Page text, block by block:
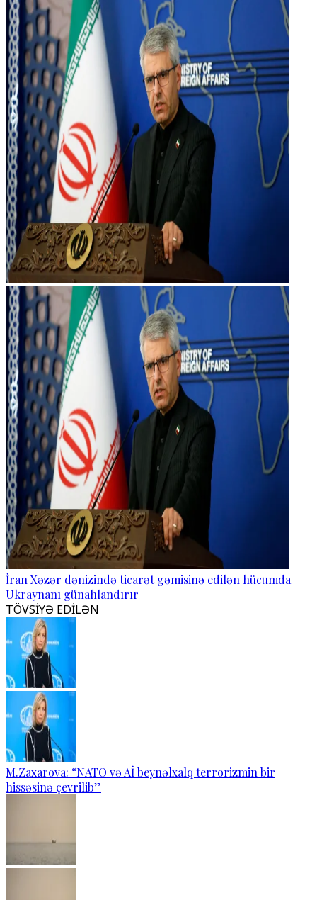
İran Xəzər dənizində ticarət gəmisinə edilən hücumda
Ukraynanı günahlandırır
TÖVSİYƏ EDİLƏN
M.Zaxarova: “NATO və Aİ beynəlxalq terrorizmin bir
hissəsinə çevrilib”